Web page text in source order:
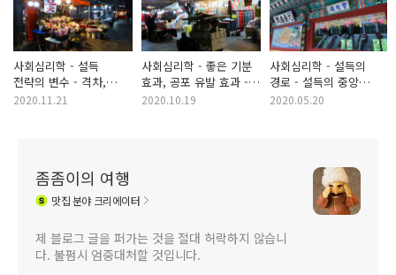
사회심리학 - 설득
전략의 변수 - 격차,
최초 의견의 일방 주장
2020.11.21
사회심리학 - 좋은 기분
효과, 공포 유발 효과 -
이성과 정서 자극을
2020.10.19
사회심리학 - 설득의
경로 - 설득의 중앙
경로와 설득의 주변 경로
2020.05.20
좀좀이의 여행
맛집분야 크리에이터
제 블로그 글을 퍼가는 것을 절대 허락하지 않습니
다. 불펌시 엄중대처할 것입니다.